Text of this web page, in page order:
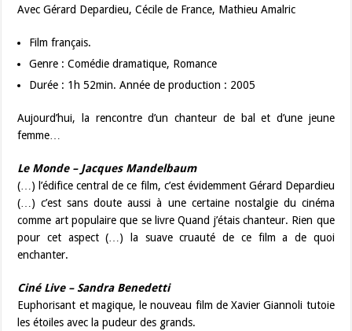
Avec Gérard Depardieu, Cécile de France, Mathieu Amalric
Film français.
Genre : Comédie dramatique, Romance
Durée : 1h 52min. Année de production : 2005
Aujourd’hui, la rencontre d’un chanteur de bal et d’une jeune
femme…
Le Monde – Jacques Mandelbaum
(…) l’édifice central de ce film, c’est évidemment Gérard Depardieu
(…) c’est sans doute aussi à une certaine nostalgie du cinéma
comme art populaire que se livre Quand j’étais chanteur. Rien que
pour cet aspect (…) la suave cruauté de ce film a de quoi
enchanter.
Ciné Live – Sandra Benedetti
Euphorisant et magique, le nouveau film de Xavier Giannoli tutoie
les étoiles avec la pudeur des grands.